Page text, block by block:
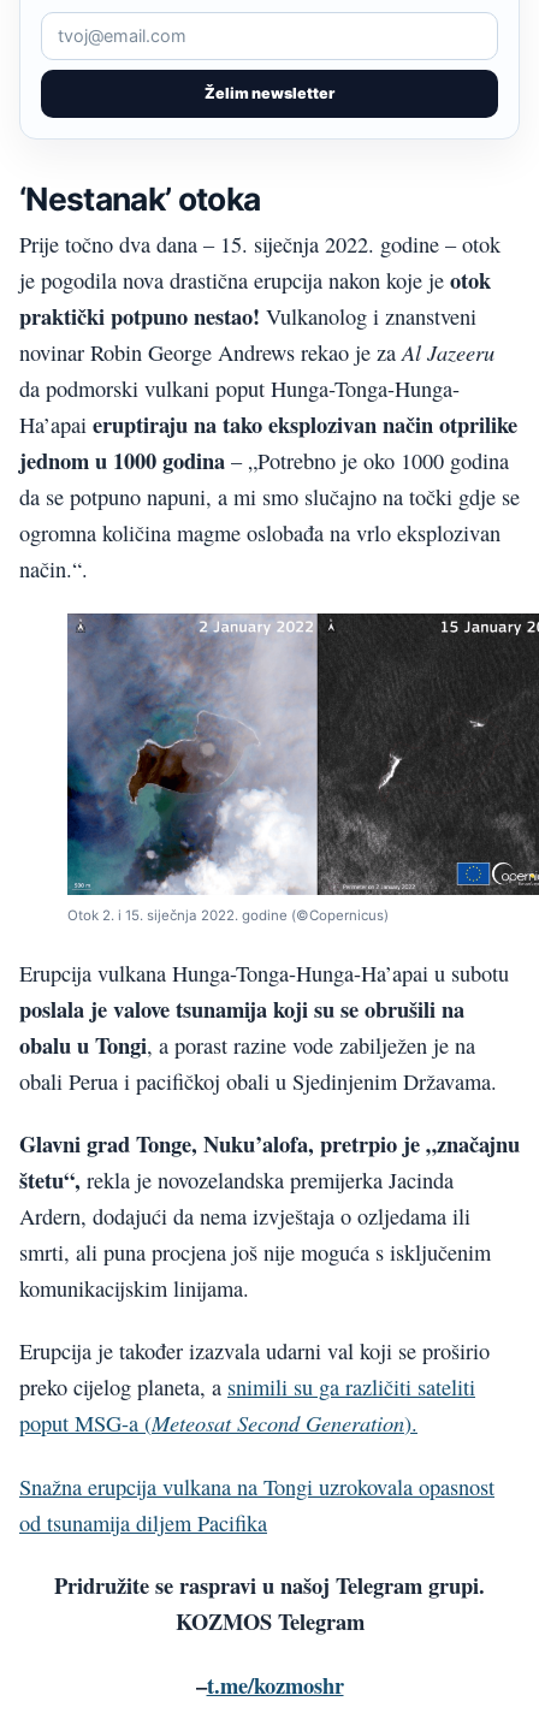
Želim newsletter
‘Nestanak’ otoka
Prije točno dva dana – 15. siječnja 2022. godine – otok
je pogodila nova drastična erupcija nakon koje je otok
praktički potpuno nestao! Vulkanolog i znanstveni
novinar Robin George Andrews rekao je za Al Jazeeru
da podmorski vulkani poput Hunga-Tonga-Hunga-
Ha’apai eruptiraju na tako eksplozivan način otprilike
jednom u 1000 godina – „Potrebno je oko 1000 godina
da se potpuno napuni, a mi smo slučajno na točki gdje se
ogromna količina magme oslobađa na vrlo eksplozivan
način.“.
Otok 2. i 15. siječnja 2022. godine (©Copernicus)
Erupcija vulkana Hunga-Tonga-Hunga-Ha’apai u subotu
poslala je valove tsunamija koji su se obrušili na
obalu u Tongi, a porast razine vode zabilježen je na
obali Perua i pacifičkoj obali u Sjedinjenim Državama.
Glavni grad Tonge, Nuku’alofa, pretrpio je „značajnu
štetu“, rekla je novozelandska premijerka Jacinda
Ardern, dodajući da nema izvještaja o ozljedama ili
smrti, ali puna procjena još nije moguća s isključenim
komunikacijskim linijama.
Erupcija je također izazvala udarni val koji se proširio
preko cijelog planeta, a snimili su ga različiti sateliti
poput MSG-a (Meteosat Second Generation).
Snažna erupcija vulkana na Tongi uzrokovala opasnost
od tsunamija diljem Pacifika
Pridružite se raspravi u našoj Telegram grupi.
KOZMOS Telegram
–t.me/kozmoshr